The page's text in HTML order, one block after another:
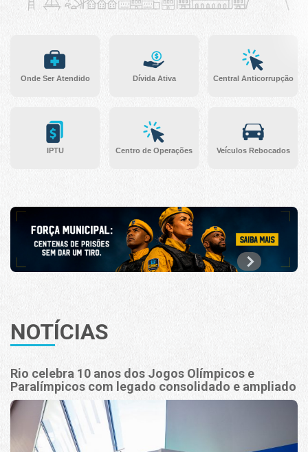
Onde Ser Atendido
IPTU
Dívida Ativa
Centro de Operações
Central Anticorrupção
Veículos Rebocados
NOTÍCIAS
Rio celebra 10 anos dos Jogos Olímpicos e
Paralímpicos com legado consolidado e ampliado